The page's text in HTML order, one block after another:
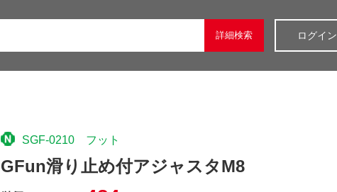
ログイン
詳細検索
SGF-0210 フット
GFun滑り止め付アジャスタM8